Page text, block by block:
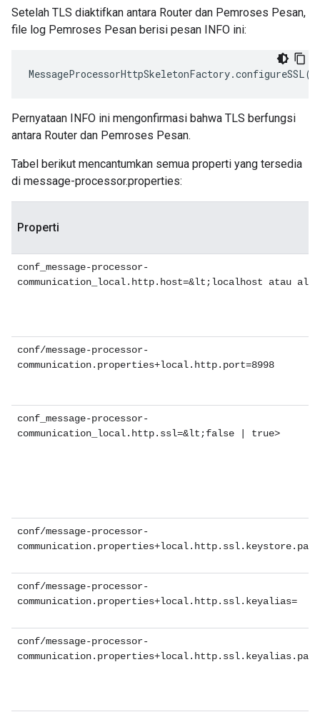
Setelah TLS diaktifkan antara Router dan Pemroses Pesan,
file log Pemroses Pesan berisi pesan INFO ini:
MessageProcessorHttpSkeletonFactory.configureSSL()
Pernyataan INFO ini mengonfirmasi bahwa TLS berfungsi
antara Router dan Pemroses Pesan.
Tabel berikut mencantumkan semua properti yang tersedia
di message-processor.properties:
Properti
conf_message-processor-
communication_local.http.host=&lt;localhost atau
conf/message-processor-
communication.properties+local.http.port=8998
conf_message-processor-
communication_local.http.ssl=&lt;false | true>
conf/message-processor-
conf/message-processor-
communication.properties+local.http.ssl.keyalias=
conf/message-processor-